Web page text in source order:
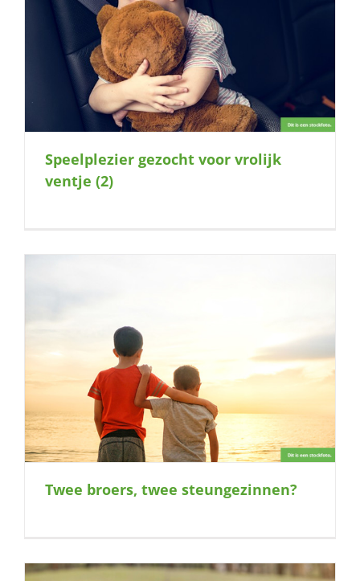
Speelplezier gezocht voor vrolijk
ventje (2)
Twee broers, twee steungezinnen?